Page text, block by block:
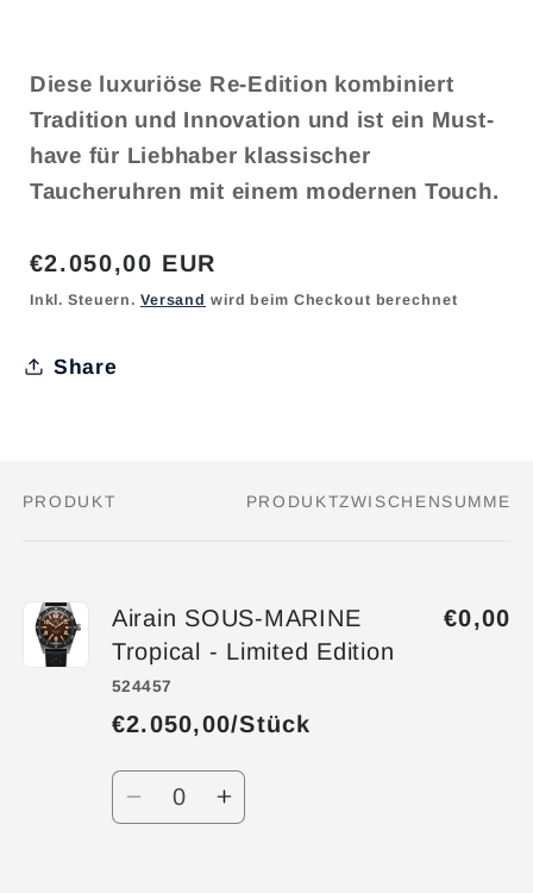
Diese luxuriöse Re-Edition kombiniert
Tradition und Innovation und ist ein Must-
have für Liebhaber klassischer
Taucheruhren mit einem modernen Touch.
Normaler
Preis
€2.050,00 EUR
Inkl. Steuern. Versand wird beim Checkout berechnet
Share
Dein
PRODUKT PRODUKTZWISCHENSUMME
Airain SOUS-MARINE
Tropical - Limited Edition
524457
€2.050,00/Stück
€0,00
Anzahl
VerringereErhöhe